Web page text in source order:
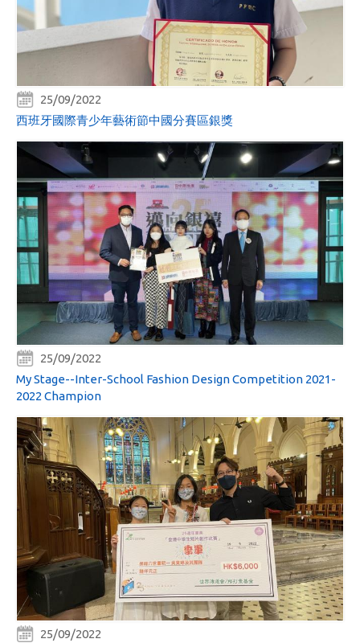
25/09/2022
西班牙國際青少年藝術節中國分賽區銀獎
25/09/2022
My Stage--Inter-School Fashion Design Competition 2021-
2022 Champion
25/09/2022